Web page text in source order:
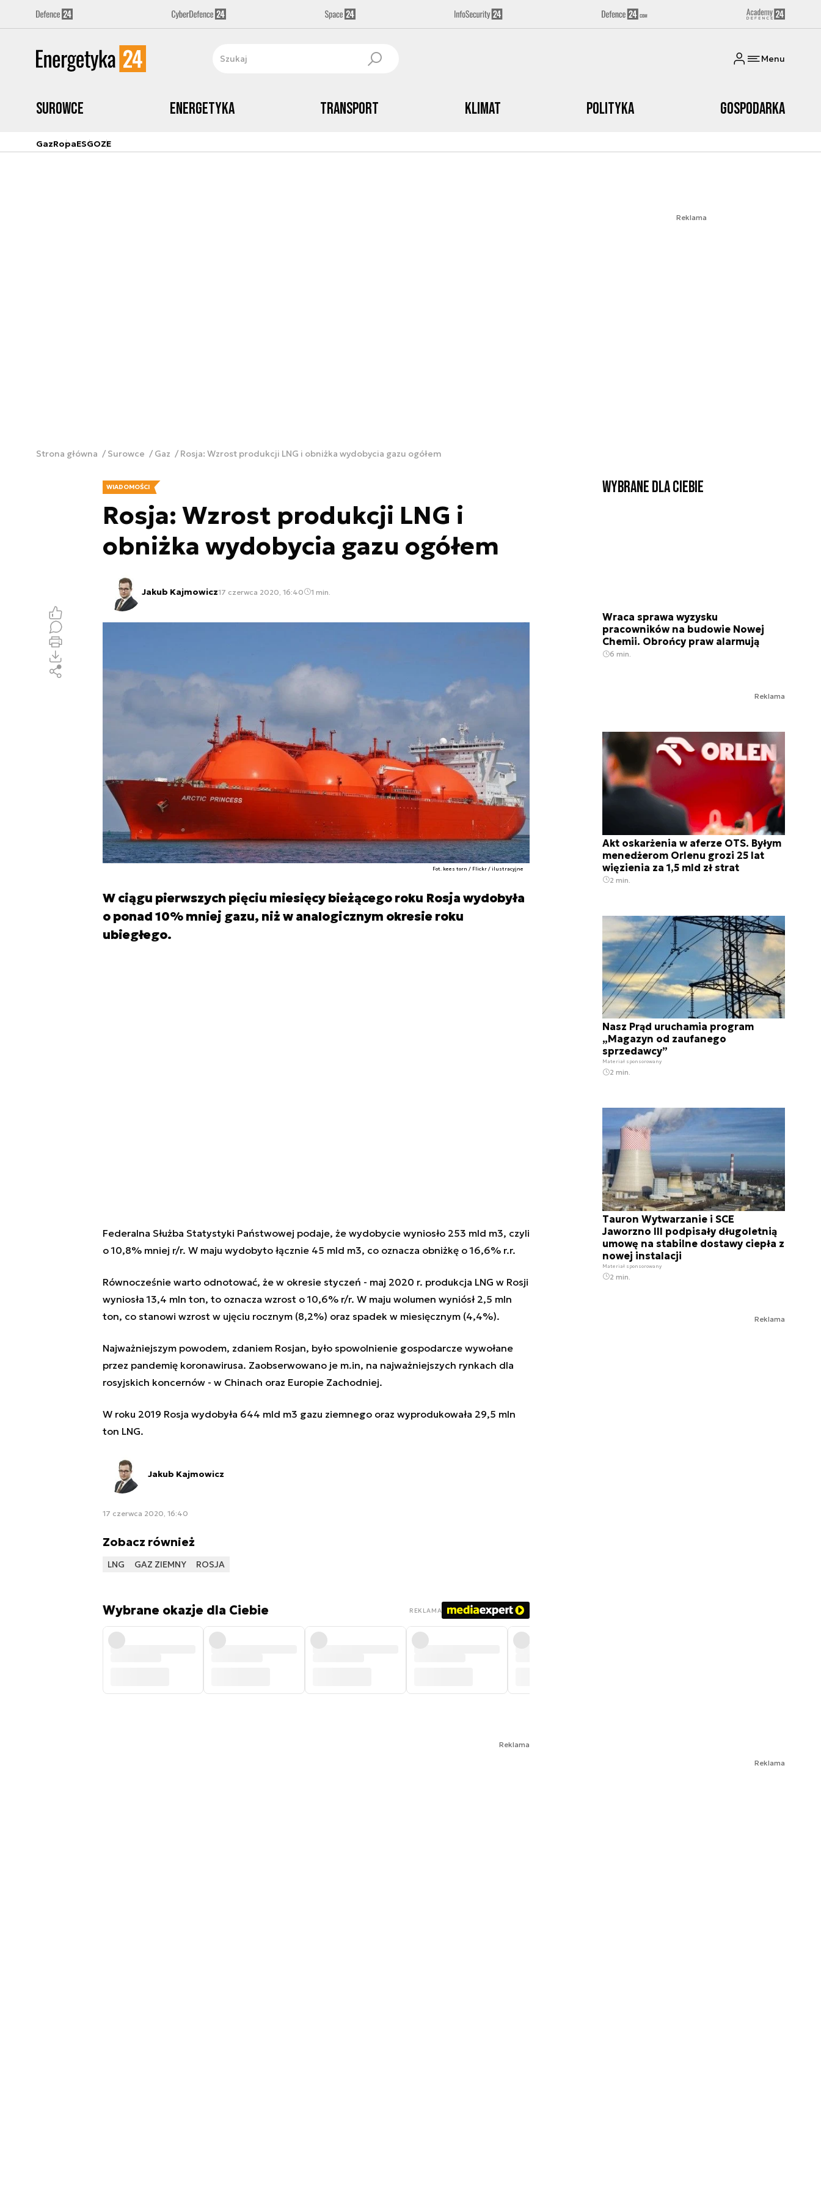
Menu
Surowce Energetyka Transport Klimat Polityka Gospodarka
GazRopaESGOZE
Reklama
Strona główna Surowce Gaz Rosja: Wzrost produkcji LNG i obniżka wydobycia gazu ogółem
WIADOMOŚCI
Rosja: Wzrost produkcji LNG i
obniżka wydobycia gazu ogółem
Jakub Kajmowicz17 czerwca 2020, 16:40 1 min.
Fot. kees torn / Flickr / ilustracyjne
W ciągu pierwszych pięciu miesięcy bieżącego roku Rosja wydobyła
o ponad 10% mniej gazu, niż w analogicznym okresie roku
ubiegłego.
Federalna Służba Statystyki Państwowej podaje, że wydobycie wyniosło 253 mld m3, czyli
o 10,8% mniej r/r. W maju wydobyto łącznie 45 mld m3, co oznacza obniżkę o 16,6% r.r.
Równocześnie warto odnotować, że w okresie styczeń - maj 2020 r. produkcja LNG w Rosji
wyniosła 13,4 mln ton, to oznacza wzrost o 10,6% r/r. W maju wolumen wyniósł 2,5 mln
ton, co stanowi wzrost w ujęciu rocznym (8,2%) oraz spadek w miesięcznym (4,4%).
Najważniejszym powodem, zdaniem Rosjan, było spowolnienie gospodarcze wywołane
przez pandemię koronawirusa. Zaobserwowano je m.in, na najważniejszych rynkach dla
rosyjskich koncernów - w Chinach oraz Europie Zachodniej.
W roku 2019 Rosja wydobyła 644 mld m3 gazu ziemnego oraz wyprodukowała 29,5 mln
ton LNG.
Jakub Kajmowicz
17 czerwca 2020, 16:40
Zobacz również
LNG GAZ ZIEMNY ROSJA
Wybrane okazje dla Ciebie REKLAMA
Reklama
Wybrane dla Ciebie
Wraca sprawa wyzysku
pracowników na budowie Nowej
Chemii. Obrońcy praw alarmują
6 min.
Reklama
Akt oskarżenia w aferze OTS. Byłym
menedżerom Orlenu grozi 25 lat
więzienia za 1,5 mld zł strat
2 min.
Nasz Prąd uruchamia program
„Magazyn od zaufanego
sprzedawcy”
Materiał sponsorowany
2 min.
Tauron Wytwarzanie i SCE
Jaworzno III podpisały długoletnią
umowę na stabilne dostawy ciepła z
nowej instalacji
Materiał sponsorowany
2 min.
Reklama
Reklama